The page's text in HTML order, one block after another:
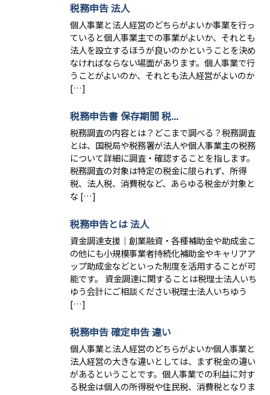
税務申告 法人
個人事業と法人経営のどちらがよいか事業を行っ
ていると個人事業主での事業がよいか、それとも
法人を設立するほうが良いのかということを決め
なければならない場面があります。個人事業で行
うことがよいのか、それとも法人経営がよいのか
[…]
税務申告書 保存期間 税...
税務調査の内容とは？どこまで調べる？税務調査
とは、国税局や税務署が法人や個人事業主の税務
について詳細に調査・確認することを指します。
税務調査の対象は特定の税金に限られず、所得
税、法人税、消費税など、あらゆる税金が対象と
な […]
税務申告とは 法人
資金調達支援｜創業融資・各種補助金や助成金こ
の他にも小規模事業者持続化補助金やキャリアア
ップ助成金などといった制度を活用することが可
能です。 資金調達に関することは税理士法人いち
ゆう会計にご相談ください税理士法人いちゆう
[…]
税務申告 確定申告 違い
個人事業と法人経営のどちらがよいか個人事業と
法人経営の大きな違いとしては、まず税金の違い
があるということです。個人事業での利益に対す
る税金は個人の所得税や住民税、消費税となりま